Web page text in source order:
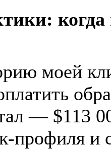
моей
— $113
профиля и